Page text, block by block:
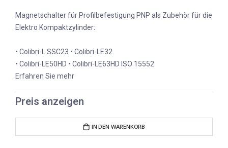
Magnetschalter für Profilbefestigung PNP als Zubehör für die
Elektro Kompaktzylinder:
• Colibri-L SSC23 • Colibri-LE32
• Colibri-LE50HD • Colibri-LE63HD ISO 15552
Erfahren Sie mehr
Preis anzeigen
IN DEN WARENKORB